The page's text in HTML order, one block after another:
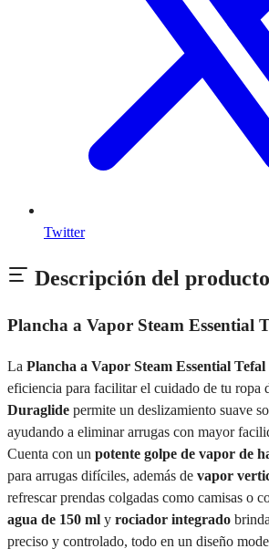
Twitter
Descripción del producto
Plancha a Vapor Steam Essential
La Plancha a Vapor Steam Essential Tefal
eficiencia para facilitar el cuidado de tu ropa
Duraglide permite un deslizamiento suave
ayudando a eliminar arrugas con mayor
Cuenta con un potente golpe de vapor de
para arrugas difíciles, además de vapor
refrescar prendas colgadas como camisas o
agua de 150 ml y rociador integrado
preciso y controlado, todo en un diseño